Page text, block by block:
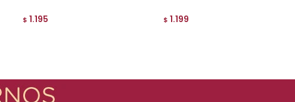
$ 1.195 $ 1.199